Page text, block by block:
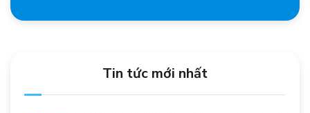
Tin tức mới nhất